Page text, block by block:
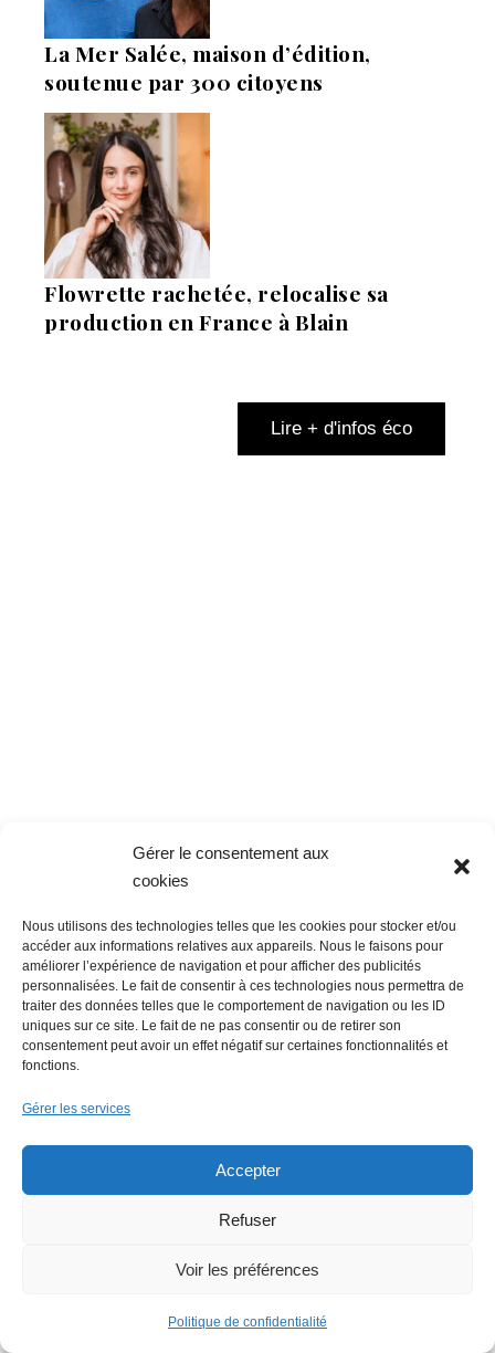
Gérer le consentement aux
cookies
Nous utilisons des technologies telles que les cookies pour stocker et/ou
accéder aux informations relatives aux appareils. Nous le faisons pour
améliorer l’expérience de navigation et pour afficher des publicités
personnalisées. Le fait de consentir à ces technologies nous permettra de
traiter des données telles que le comportement de navigation ou les ID
uniques sur ce site. Le fait de ne pas consentir ou de retirer son
consentement peut avoir un effet négatif sur certaines fonctionnalités et
fonctions.
Gérer les services
Accepter
Refuser
Voir les préférences
Politique de confidentialité
La Mer Salée, maison d’édition,
soutenue par 300 citoyens
Flowrette rachetée, relocalise sa
production en France à Blain
Lire + d'infos éco
Faire un don (déductible des
impôts) à Hello Gazette
Nantes
Faire un don